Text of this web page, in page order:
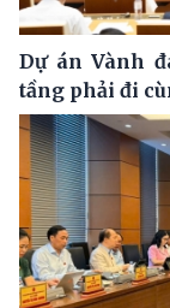
Dự án Vành
tầng phải đi